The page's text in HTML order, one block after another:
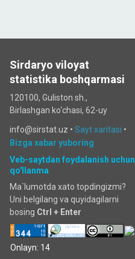
Sirdaryo viloyat
statistika boshqarmasi
120100, Guliston sh.,
Birlashgan ko‘chаsi, 62-uy
info@sirstat.uz • Sayt xaritasi •
Bizga xabar yuboring
Veb-saytdan foydalanish uchun
qo'llanma
Ma`lumotda xato topdingizmi?
Uni belgilang va quyidagilarni
bosing Ctrl + Enter
Onlayn: 14